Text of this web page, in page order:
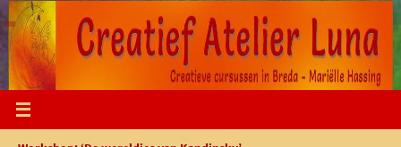
Ga
naar
de
inhoud